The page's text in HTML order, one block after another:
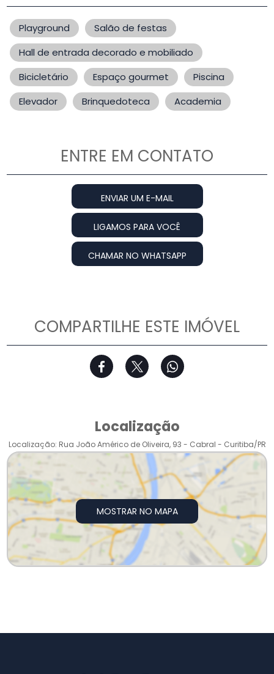
Playground
Salão de festas
Hall de entrada decorado e mobiliado
Bicicletário
Espaço gourmet
Piscina
Elevador
Brinquedoteca Academia
ENTRE EM CONTATO
ENVIAR UM E-MAIL
LIGAMOS PARA VOCÊ
CHAMAR NO WHATSAPP
COMPARTILHE ESTE IMÓVEL
Localização
Localização: Rua João Américo de Oliveira, 93 - Cabral - Curitiba/PR
MOSTRAR NO MAPA